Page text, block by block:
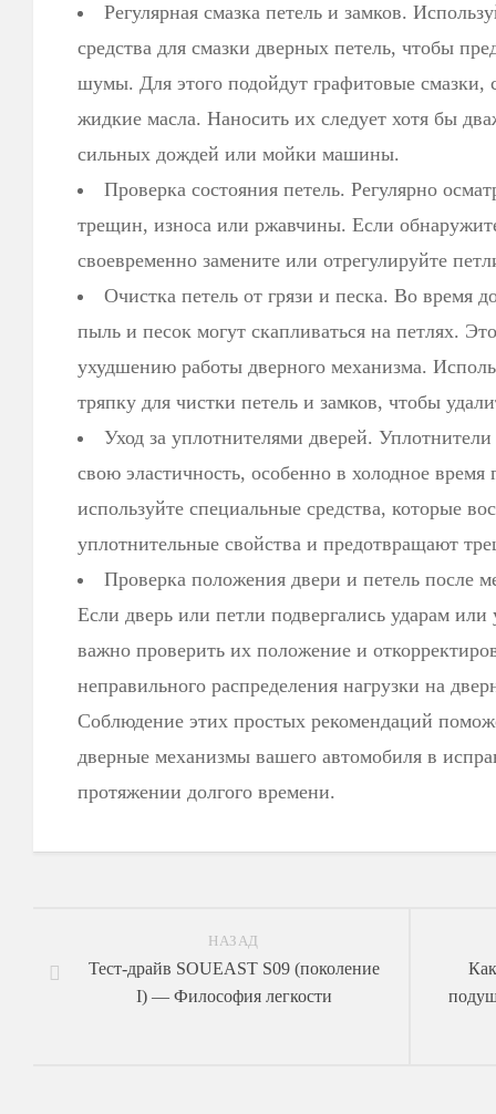
Регулярная смазка петель и замков.
средства для смазки дверных петель, чтобы
шумы. Для этого подойдут графитовые смазки,
жидкие масла. Наносить их следует хотя бы
сильных дождей или мойки машины.
Проверка состояния петель. Регулярно
трещин, износа или ржавчины. Если
своевременно замените или отрегулируйте
Очистка петель от грязи и песка. Во время
пыль и песок могут скапливаться на петлях.
ухудшению работы дверного механизма.
тряпку для чистки петель и замков, чтобы
Уход за уплотнителями дверей.
свою эластичность, особенно в холодное
используйте специальные средства, которые
уплотнительные свойства и предотвращают
Проверка положения двери и петель после
Если дверь или петли подвергались ударам
важно проверить их положение и
неправильного распределения нагрузки на
Соблюдение этих простых рекомендаций
дверные механизмы вашего автомобиля в
протяжении долгого времени.
НАЗАД
Тест-драйв SOUEAST S09 (поколение
I) — Философия легкости